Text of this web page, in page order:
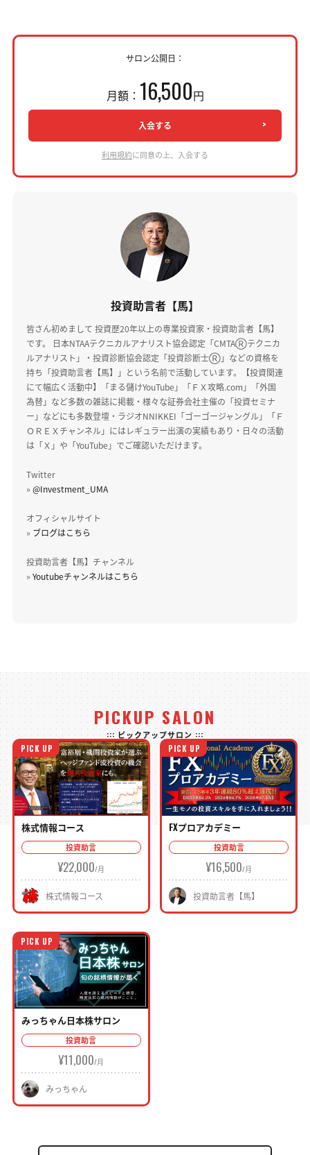
サロン公開日：
月額： 16,500円
入会する
利用規約に同意の上、入会する
投資助言者【馬】
皆さん初めまして 投資歴20年以上の専業投資家・投資助言者【馬】
です。 日本NTAAテクニカルアナリスト協会認定「CMTAⓇテクニカ
ルアナリスト」・投資診断協会認定「投資診断士Ⓡ」などの資格を
持ち「投資助言者【馬】」という名前で活動しています。【投資関連
にて幅広く活動中】「まる儲けYouTube」「ＦＸ攻略.com」「外国
為替」など多数の雑誌に掲載・様々な証券会社主催の「投資セミナ
ー」などにも多数登壇・ラジオNNIKKEI「ゴーゴージャングル」「Ｆ
ＯＲＥＸチャンネル」にはレギュラー出演の実績もあり・日々の活動
は「Ｘ」や「YouTube」でご確認いただけます。
Twitter
» @Investment_UMA
オフィシャルサイト
» ブログはこちら
投資助言者【馬】チャンネル
» Youtubeチャンネルはこちら
PICKUP SALON
::: ピックアップサロン :::
PICK UP
株式情報コース
投資助言
¥22,000
株式情報コース
PICK UP
FXプロアカデミー
投資助言
¥16,500
投資助言者【馬】
PICK UP
みっちゃん日本株サロン
投資助言
¥11,000
みっちゃん